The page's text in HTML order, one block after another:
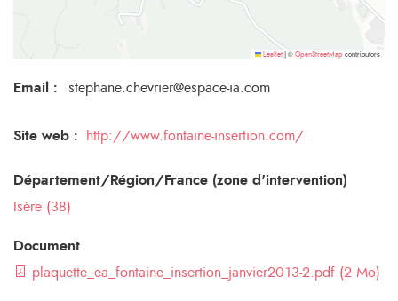
Leaflet © OpenStreetMap contributors
Email : stephane.chevrier@espace-ia.com
Site web : http://www.fontaine-insertion.com/
Département/Région/France (zone d'intervention)
Isère (38)
Document
plaquette_ea_fontaine_insertion_janvier2013-2.pdf (2 Mo)